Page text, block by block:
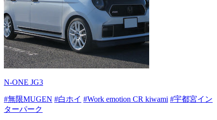
N-ONE JG3
#無限MUGEN #白ホイ #Work emotion CR kiwami #宇都宮イン
ターパーク